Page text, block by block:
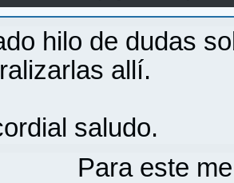
hilo de dudas
allí.
saludo.
Para este